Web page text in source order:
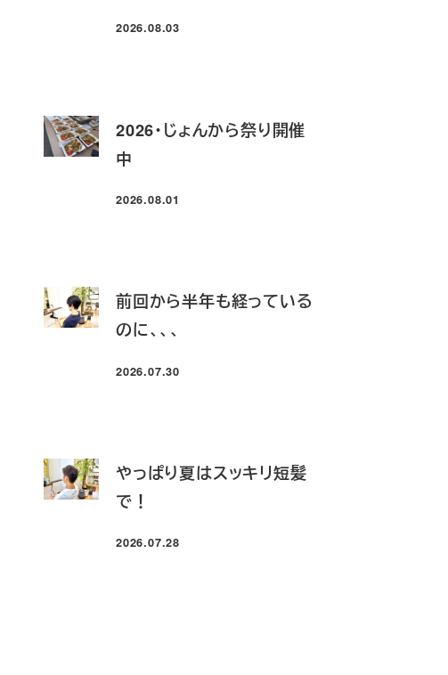
投稿日
2026.08.03
2026・じょんから祭り開催
中
投稿日
2026.08.01
前回から半年も経っている
のに、、、
投稿日
2026.07.30
やっぱり夏はスッキリ短髪
で！
投稿日
2026.07.28